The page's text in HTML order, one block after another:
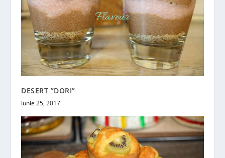
DESERT ”DORI”
iunie 25, 2017